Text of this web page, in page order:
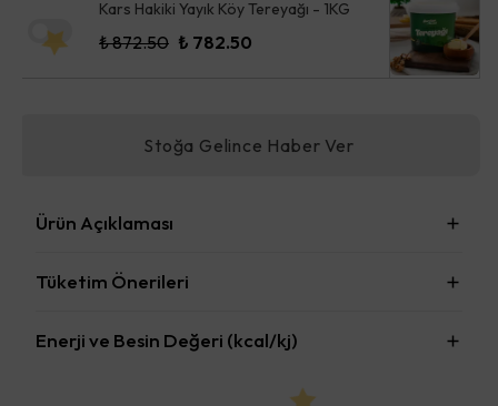
Kars Hakiki Yayık Köy Tereyağı - 1KG
₺ 872.50 ₺ 782.50
Stoğa Gelince Haber Ver
Ürün Açıklaması
Tüketim Önerileri
Enerji ve Besin Değeri (kcal/kj)